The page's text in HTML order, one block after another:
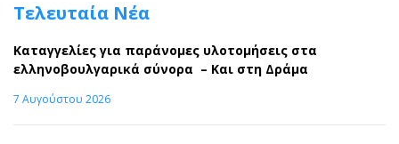
Τελευταία Νέα
Καταγγελίες για παράνομες υλοτομήσεις στα
ελληνοβουλγαρικά σύνορα – Και στη Δράμα
7 Αυγούστου 2026